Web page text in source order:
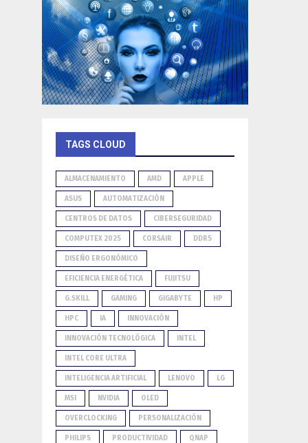
TAGS CLOUD
ALMACENAMIENTO AMD APPLE
ASUS AUTOMATIZACIÓN
CENTROS DE DATOS CIBERSEGURIDAD
COMPUTEX 2025 CORSAIR DDR5
DISEÑO ERGONÓMICO
EFICIENCIA ENERGÉTICA FUJITSU
G.SKILL GAMING GIGABYTE HP
HPC IA INNOVACIÓN
INNOVACIÓN TECNOLÓGICA INTEL
INTEL CORE ULTRA
INTELIGENCIA ARTIFICIAL LENOVO LG
MSI NVIDIA OLED
OVERCLOCKING PERSONALIZACIÓN
PHILIPS PRODUCTIVIDAD QNAP